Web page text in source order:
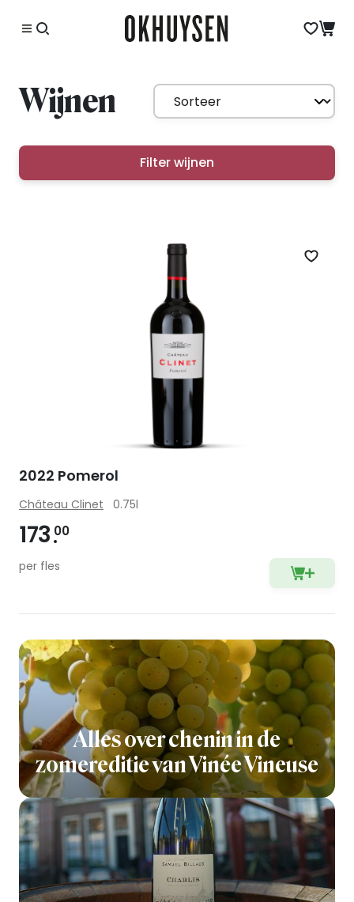
Wijnen
Filter wijnen
Alles over chenin in de
zomereditie van Vinée Vineuse
Zet
2022 Pomerol
Château Clinet 0.75l
173 00
per fles